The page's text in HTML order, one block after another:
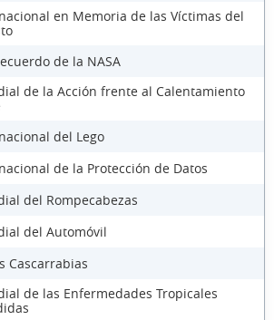
en Memoria de las Víctimas del
de la NASA
de la Acción frente al Calentamiento
del Lego
de la Protección de Datos
del Rompecabezas
del Automóvil
Cascarrabias
de las Enfermedades Tropicales